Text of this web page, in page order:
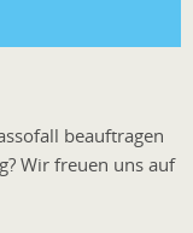
beauftragen
Wir freuen uns auf